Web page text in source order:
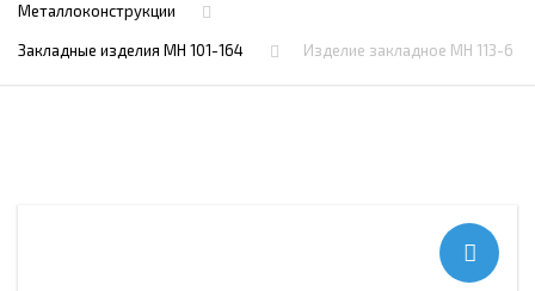
Металлоконструкции
Закладные изделия МН 101-164 Изделие закладное МН 113-6